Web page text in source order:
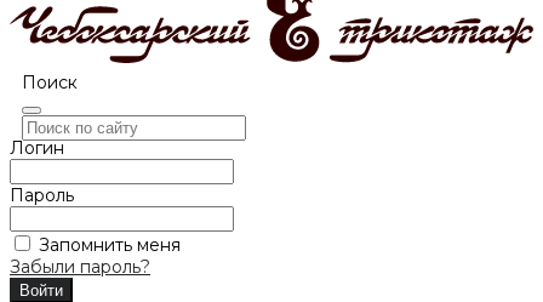
Поиск
Логин
Пароль
Запомнить меня
Забыли пароль?